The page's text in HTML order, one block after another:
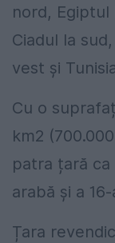
nord, Egiptul
Ciadul la
vest și
Cu o
km2
patra țară ca
arabă și a
Țara